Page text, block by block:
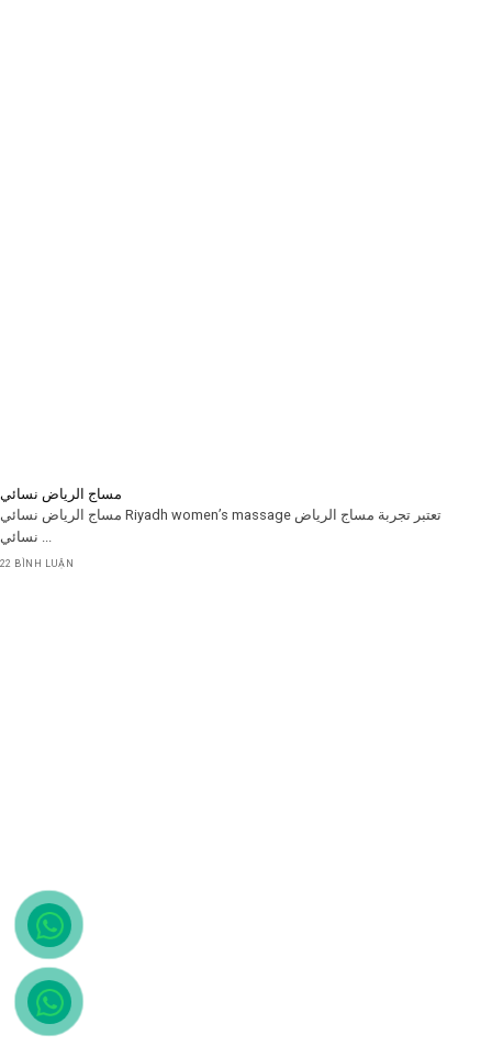
مساج الرياض نسائي
مساج الرياض نسائي Riyadh women’s massage تعتبر تجربة مساج الرياض
نسائي ...
22 BÌNH LUẬN